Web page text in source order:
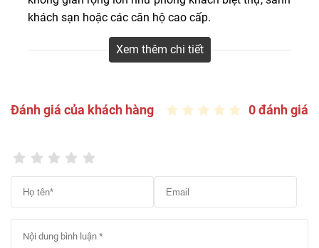
khách sạn hoặc các căn hộ cao cấp.
, chúng tôi cung cấp hệ thống sản
phẩm sàn gỗ 12mm nhập khẩu trực tiếp từ châu Âu,
Giá sàn gỗ 12mm mới nhất 2026
Sàn gỗ dày 12mm bao nhiêu tiền 1m2?
gỗ công trọn góilà bao nhiêu? Sàn Đẹp xin gửi tới
Quý khách hàng bảng giá các loại dòng sàn gỗ
Xem thêm chi tiết
Đánh giá của khách hàng 0 đánh giá